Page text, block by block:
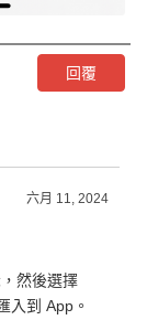
回覆
六月 11, 2024
然後選擇
入到 App。